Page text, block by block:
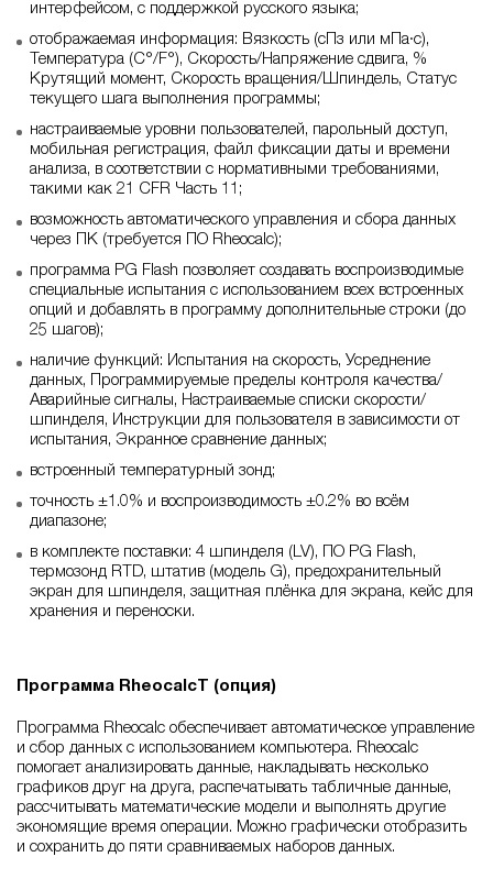
интерфейсом, с поддержкой русского языка;
отображаемая информация: Вязкость (сПз или мПа·с),
Температура (C°/F°), Скорость/Напряжение сдвига, %
Крутящий момент, Скорость вращения/Шпиндель, Статус
текущего шага выполнения программы;
настраиваемые уровни пользователей, парольный доступ,
мобильная регистрация, файл фиксации даты и времени
анализа, в соответствии с нормативными требованиями,
такими как 21 CFR Часть 11;
возможность автоматического управления и сбора данных
через ПК (требуется ПО Rheocalc);
программа PG Flash позволяет создавать воспроизводимые
специальные испытания с использованием всех встроенных
опций и добавлять в программу дополнительные строки (до
25 шагов);
наличие функций: Испытания на скорость, Усреднение
данных, Программируемые пределы контроля качества/
Аварийные сигналы, Настраиваемые списки скорости/
шпинделя, Инструкции для пользователя в зависимости от
испытания, Экранное сравнение данных;
встроенный температурный зонд;
точность ±1.0% и воспроизводимость ±0.2% во всём
диапазоне;
в комплекте поставки: 4 шпинделя (LV), ПО PG Flash,
термозонд RTD, штатив (модель G), предохранительный
экран для шпинделя, защитная плёнка для экрана, кейс для
хранения и переноски.
Программа RheocalcT (опция)
Программа Rheocalc обеспечивает автоматическое управление
и сбор данных с использованием компьютера. Rheocalc
помогает анализировать данные, накладывать несколько
графиков друг на друга, распечатывать табличные данные,
рассчитывать математические модели и выполнять другие
экономящие время операции. Можно графически отобразить
и сохранить до пяти сравниваемых наборов данных.